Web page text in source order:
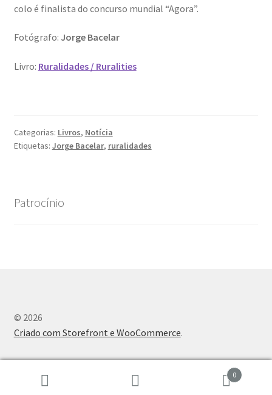
colo é finalista do concurso mundial “Agora”.
Fotógrafo: Jorge Bacelar
Livro: Ruralidades / Ruralities
Categorias: Livros, Notícia
Etiquetas: Jorge Bacelar, ruralidades
Patrocínio
© 2026
Criado com Storefront e WooCommerce.
Pesquisar
Pesquisa
0